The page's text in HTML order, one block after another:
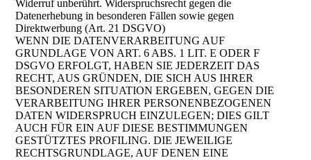
Widerruf unberührt. Widerspruchsrecht gegen die
Datenerhebung in besonderen Fällen sowie gegen
Direktwerbung (Art. 21 DSGVO)
WENN DIE DATENVERARBEITUNG AUF
GRUNDLAGE VON ART. 6 ABS. 1 LIT. E ODER F
DSGVO ERFOLGT, HABEN SIE JEDERZEIT DAS
RECHT, AUS GRÜNDEN, DIE SICH AUS IHRER
BESONDEREN SITUATION ERGEBEN, GEGEN DIE
VERARBEITUNG IHRER PERSONENBEZOGENEN
DATEN WIDERSPRUCH EINZULEGEN; DIES GILT
AUCH FÜR EIN AUF DIESE BESTIMMUNGEN
GESTÜTZTES PROFILING. DIE JEWEILIGE
RECHTSGRUNDLAGE, AUF DENEN EINE